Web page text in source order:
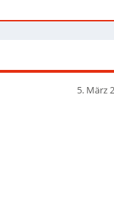
5. März